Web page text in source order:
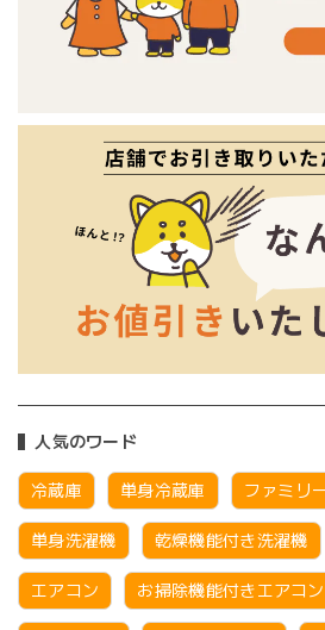
人気のワード
冷蔵庫 単身冷蔵庫 ファミリ
単身洗濯機 乾燥機能付き洗濯機
エアコン お掃除機能付きエアコン